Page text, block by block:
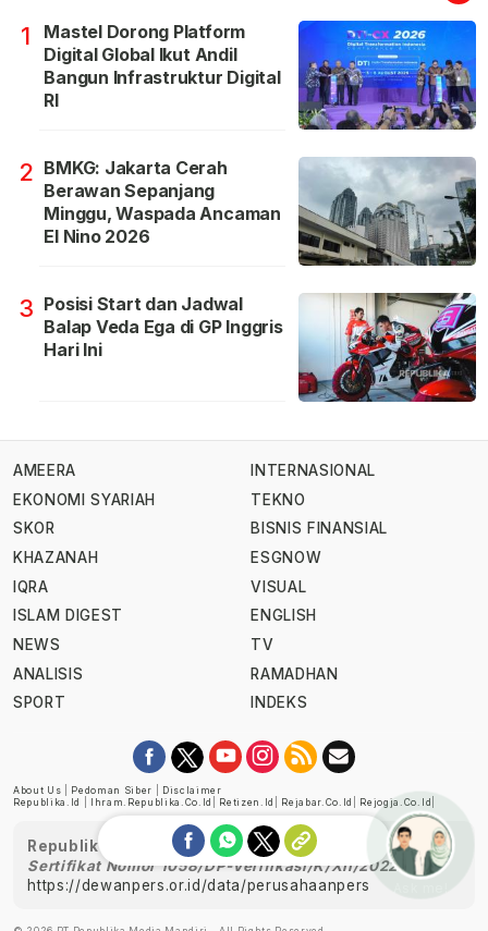
1
Mastel Dorong Platform
Digital Global Ikut Andil
Bangun Infrastruktur Digital
RI
2 BMKG: Jakarta Cerah
Berawan Sepanjang
Minggu, Waspada Ancaman
El Nino 2026
3 Posisi Start dan Jadwal
Balap Veda Ega di GP Inggris
Hari Ini
AMEERA
EKONOMI SYARIAH
SKOR
KHAZANAH
IQRA
ISLAM DIGEST
NEWS
ANALISIS
SPORT
INTERNASIONAL
TEKNO
BISNIS FINANSIAL
ESGNOW
VISUAL
ENGLISH
TV
RAMADHAN
INDEKS
About Us Pedoman Siber
Disclaimer
Republika.id
Ihram.republika.co.id Retizen.id Rejabar.co.id Rejogja.co.id
Republika telah diverifikasi oleh Dewan Pers
Sertifikat Nomor 1058/DP-Verifikasi/K/XII/2022
https://dewanpers.or.id/data/perusahaanpers